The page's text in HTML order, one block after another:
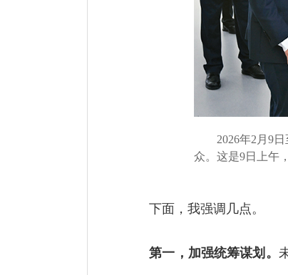
2026年2月9日
众。这是9日上午
下面，我强调几点。
第一，加强统筹谋划。